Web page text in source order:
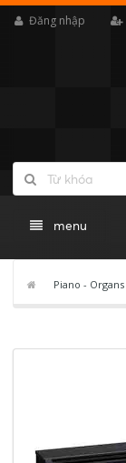
Đăng nhập
menu
Piano - Organs